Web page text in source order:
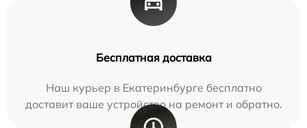
Бесплатная доставка
Наш курьер в Екатеринбурге бесплатно
доставит ваше устройство на ремонт и обратно.